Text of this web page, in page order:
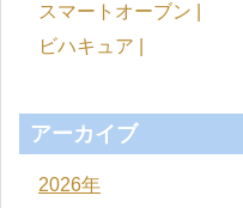
スマートオーブン |
ビハキュア |
アーカイブ
2026年